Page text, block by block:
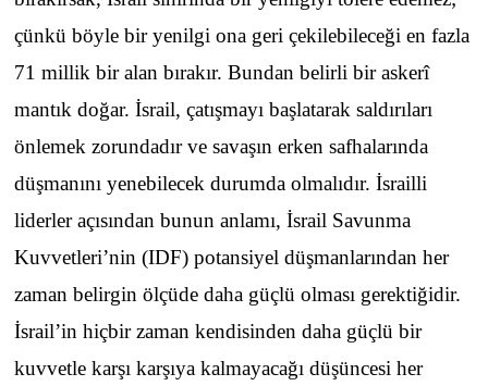
çünkü böyle bir yenilgi ona geri çekilebileceği en fazla
71 millik bir alan bırakır. Bundan belirli bir askerî
mantık doğar. İsrail, çatışmayı başlatarak saldırıları
önlemek zorundadır ve savaşın erken safhalarında
düşmanını yenebilecek durumda olmalıdır. İsrailli
liderler açısından bunun anlamı, İsrail Savunma
Kuvvetleri’nin (IDF) potansiyel düşmanlarından her
zaman belirgin ölçüde daha güçlü olması gerektiğidir.
İsrail’in hiçbir zaman kendisinden daha güçlü bir
kuvvetle karşı karşıya kalmayacağı düşüncesi her